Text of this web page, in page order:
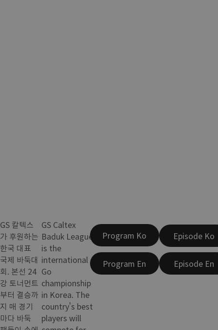
GS 칼텍스
가 후원하는
한국 대표
국제 바둑대
회. 본선 24
강 토너먼트
부터 결승까
지 매 경기
마다 바둑
GS Caltex
Baduk League
is the
international
Go
championship
in Korea. The
country's best
players will
Program Ko
Program En
Episode Ko
Episode En